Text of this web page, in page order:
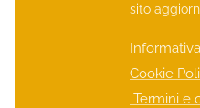
sito
Cookie
Termini e